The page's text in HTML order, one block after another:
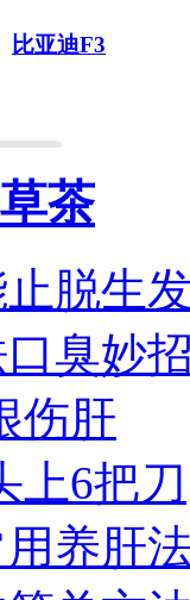
比亚迪F3
茶
脱生
臭妙
伤肝
上6把刀
养肝